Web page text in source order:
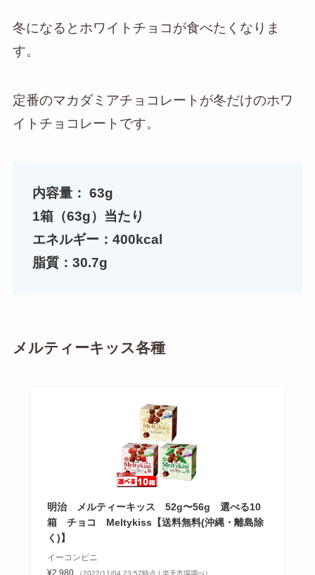
冬になるとホワイトチョコが食べたくなりま
す。
定番のマカダミアチョコレートが冬だけのホワ
イトチョコレートです。
内容量： 63g
1箱（63g）当たり
エネルギー：400kcal
脂質：30.7g
メルティーキッス各種
明治 メルティーキッス 52g〜56g 選べる10
箱 チョコ Meltykiss【送料無料(沖縄・離島除
く)】
イーコンビニ
¥2,980
（2022/11/04 23:57時点 | 楽天市場調べ）